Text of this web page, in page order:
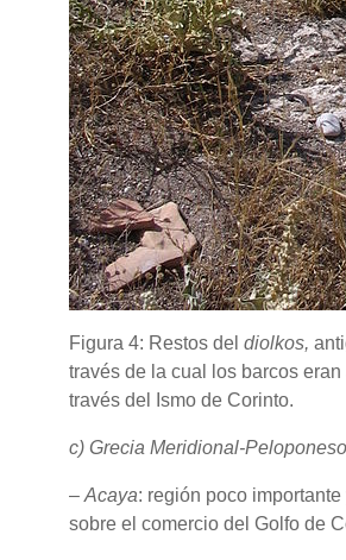
Figura 4: Restos del diolkos,
través de la cual los barcos eran
través del Ismo de Corinto.
c) Grecia Meridional-Peloponeso
– Acaya: región poco importante
sobre el comercio del Golfo de